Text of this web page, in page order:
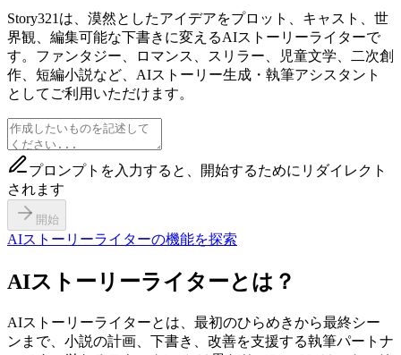
Story321は、漠然としたアイデアをプロット、キャスト、世
界観、編集可能な下書きに変えるAIストーリーライターで
す。ファンタジー、ロマンス、スリラー、児童文学、二次創
作、短編小説など、AIストーリー生成・執筆アシスタント
としてご利用いただけます。
プロンプトを入力すると、開始するためにリダイレクト
されます
開始
AIストーリーライターの機能を探索
AIストーリーライターとは？
AIストーリーライターとは、最初のひらめきから最終シー
ンまで、小説の計画、下書き、改善を支援する執筆パートナ